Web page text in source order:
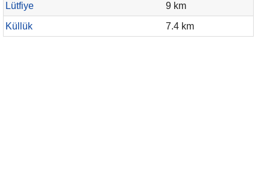
Lütfiye
9 km
Küllük
7.4 km